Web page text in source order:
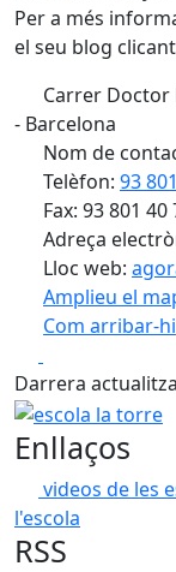
Per a més
el seu blog clicant
Carrer Doctor
- Barcelona
Nom de
Telèfon: 93
Fax: 93 801 40
Adreça
Lloc web:
Amplieu el
Com arribar-hi
+
−
Darrera
escola la torre
Enllaços
videos de les
l'escola
RSS